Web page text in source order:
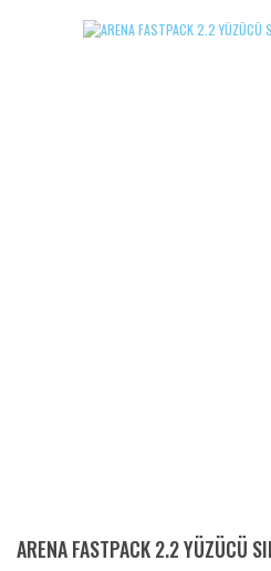
ARENA FASTPACK 2.2 YÜZÜCÜ